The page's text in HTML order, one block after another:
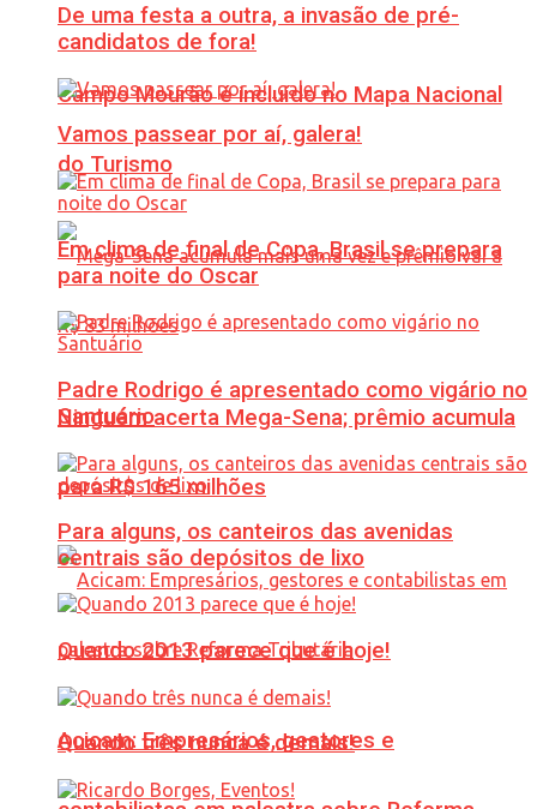
Campo Mourão é incluído no Mapa Nacional
do Turismo
Ninguém acerta Mega-Sena; prêmio acumula
para R$ 165 milhões
Acicam: Empresários, gestores e
De uma festa a outra, a invasão de pré-
candidatos de fora!
Vamos passear por aí, galera!
Em clima de final de Copa, Brasil se prepara
para noite do Oscar
Padre Rodrigo é apresentado como vigário no
Santuário
Para alguns, os canteiros das avenidas
centrais são depósitos de lixo
Quando 2013 parece que é hoje!
Quando três nunca é demais!